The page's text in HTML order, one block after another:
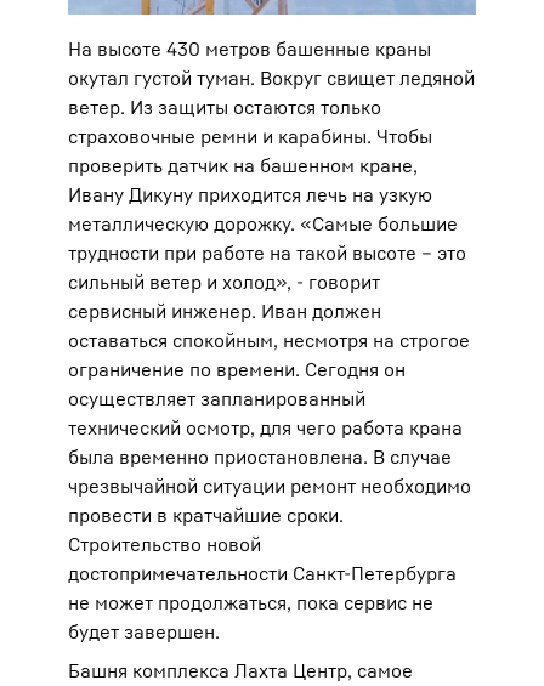
На высоте 430 метров башенные краны
окутал густой туман. Вокруг свищет ледяной
ветер. Из защиты остаются только
страховочные ремни и карабины. Чтобы
проверить датчик на башенном кране,
Ивану Дикуну приходится лечь на узкую
металлическую дорожку. «Самые большие
трудности при работе на такой высоте – это
сильный ветер и холод», - говорит
сервисный инженер. Иван должен
оставаться спокойным, несмотря на строгое
ограничение по времени. Сегодня он
осуществляет запланированный
технический осмотр, для чего работа крана
была временно приостановлена. В случае
чрезвычайной ситуации ремонт необходимо
провести в кратчайшие сроки.
Строительство новой
достопримечательности Санкт-Петербурга
не может продолжаться, пока сервис не
будет завершен.
Башня комплекса Лахта Центр, самое